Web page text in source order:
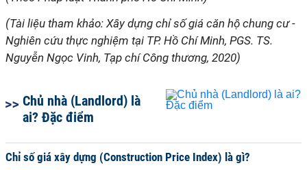
(Tài liệu tham khảo: Xây dựng chỉ số giá căn hộ chung cư -
Nghiên cứu thực nghiệm tại TP. Hồ Chí Minh, PGS. TS.
Nguyễn Ngọc Vinh, Tạp chí Công thương, 2020)
Chủ nhà (Landlord) là
ai? Đặc điểm
Chỉ số giá xây dựng (Construction Price Index) là gì?